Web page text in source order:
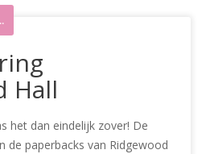
Hall
het dan eindelijk zover! De
de paperbacks van Ridgewood